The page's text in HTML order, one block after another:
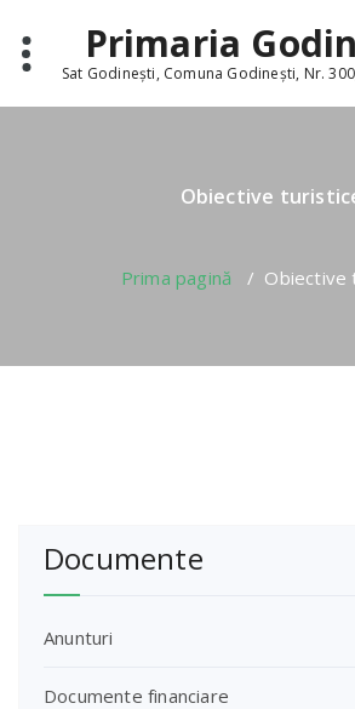
content
Primaria
Sat Godinești, Comuna Godinești, Nr.
Obiective
Prima pagină / Obiective
Documente
Anunturi
Documente financiare